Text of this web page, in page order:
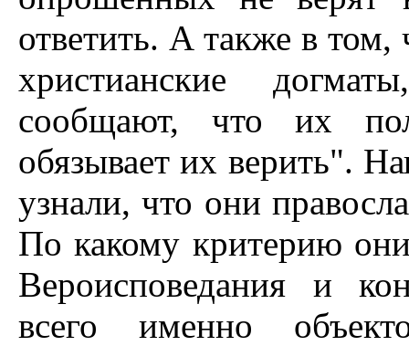
ответить. А также в том,
христианские
сообщают, что их
обязывает их верить".
узнали, что они
По какому критерию
Вероисповедания и
всего именно